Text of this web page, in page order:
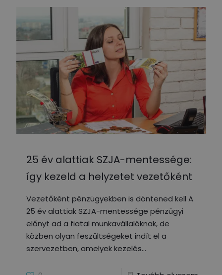
25 év alattiak SZJA-mentessége:
így kezeld a helyzetet vezetőként
Vezetőként pénzügyekben is döntened kell A
25 év alattiak SZJA-mentessége pénzügyi
előnyt ad a fiatal munkavállalóknak, de
közben olyan feszültségeket indít el a
szervezetben, amelyek kezelés